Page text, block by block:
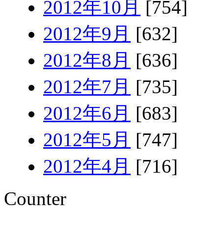
2012年10月 [754]
2012年9月 [632]
2012年8月 [636]
2012年7月 [735]
2012年6月 [683]
2012年5月 [747]
2012年4月 [716]
Counter